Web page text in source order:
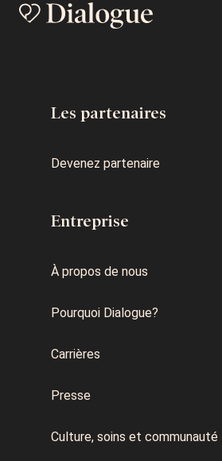
Les partenaires
Devenez partenaire
Entreprise
À propos de nous
Pourquoi Dialogue?
Carrières
Presse
Culture, soins et communauté